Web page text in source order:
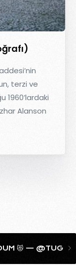
terzi ve
1960’lardaki
Alanson
😻 —